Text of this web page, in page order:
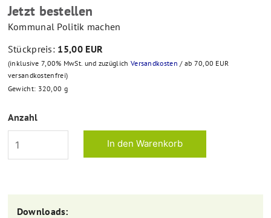
Jetzt bestellen
Kommunal Politik machen
Stückpreis: 15,00 EUR
(inklusive 7,00% MwSt. und zuzüglich Versandkosten / ab 70,00 EUR
versandkostenfrei)
Gewicht: 320,00 g
Anzahl
Downloads: